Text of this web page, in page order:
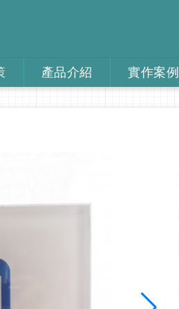
產品介紹 實作案例